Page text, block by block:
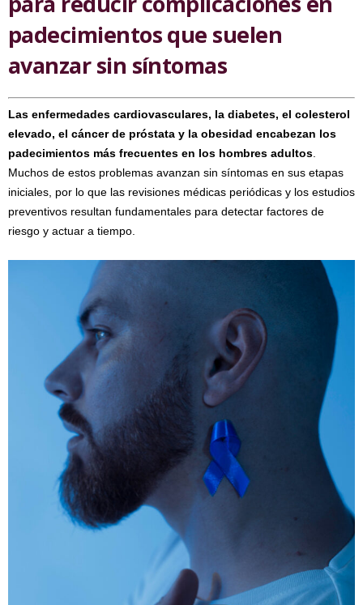
padecimientos que suelen
avanzar sin síntomas
Las enfermedades cardiovasculares, la diabetes, el colesterol
elevado, el cáncer de próstata y la obesidad encabezan los
padecimientos más frecuentes en los hombres adultos
Muchos de estos problemas avanzan sin síntomas en sus etapas
iniciales, por lo que las revisiones médicas periódicas y los estudios
preventivos resultan fundamentales para detectar factores de
riesgo y actuar a tiempo.